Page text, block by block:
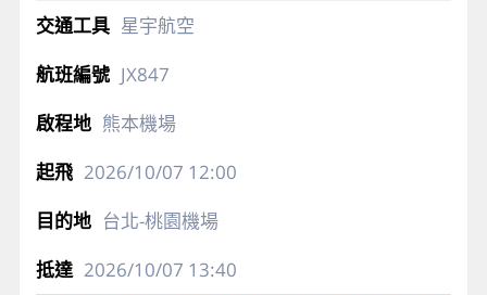
星宇航空
JX847
熊本機場
2026/10/07 12:00
台北-桃園機場
2026/10/07 13:40